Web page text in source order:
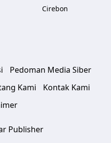
Cirebon
Pedoman Media Siber
Kami
Kontak Kami
Publisher